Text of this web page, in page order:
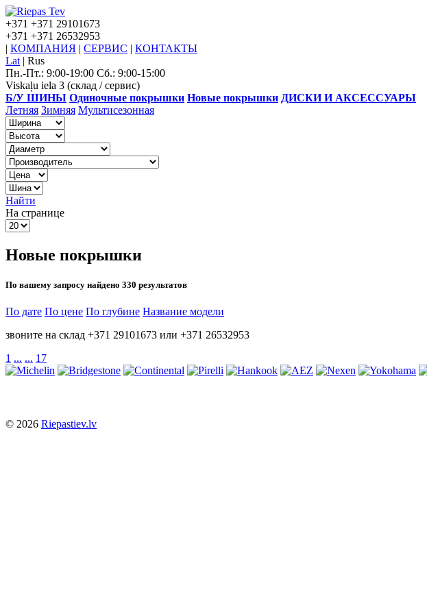
+371 +371 29101673
+371 +371 26532953
| КОМПАНИЯ | СЕРВИС | КОНТАКТЫ
Lat | Rus
Пн.-Пт.: 9:00-19:00 Сб.: 9:00-15:00
Viskaļu iela 3 (склад / сервис)
Б/У ШИНЫ Одиночные покрышки Новые покрышки ДИСКИ И АКСЕССУАРЫ
Летняя Зимняя Мультисезонная
Найти
На странице
Новые покрышки
По вашему запросу найдено 330 результатов
По дате По цене По глубине Название модели
звоните на склад +371 29101673 или +371 26532953
1 ... ... 17
© 2026 Riepastiev.lv